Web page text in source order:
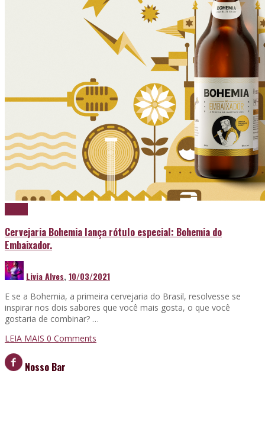
Cervejaria Bohemia lança rótulo especial: Bohemia do
Embaixador.
Livia Alves,10/03/2021
E se a Bohemia, a primeira cervejaria do Brasil, resolvesse se
inspirar nos dois sabores que você mais gosta, o que você
gostaria de combinar? …
LEIA MAIS 0 Comments
Nosso Bar